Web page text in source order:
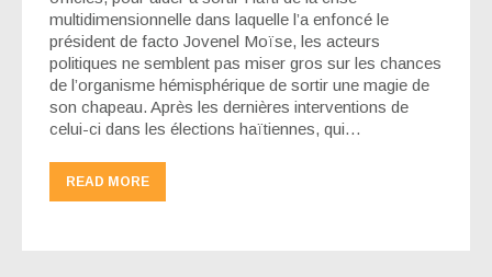
multidimensionnelle dans laquelle l’a enfoncé le
président de facto Jovenel Moïse, les acteurs
politiques ne semblent pas miser gros sur les chances
de l’organisme hémisphérique de sortir une magie de
son chapeau. Après les dernières interventions de
celui-ci dans les élections haïtiennes, qui…
READ MORE